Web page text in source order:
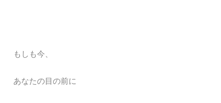
もしも今、
あなたの目の前に